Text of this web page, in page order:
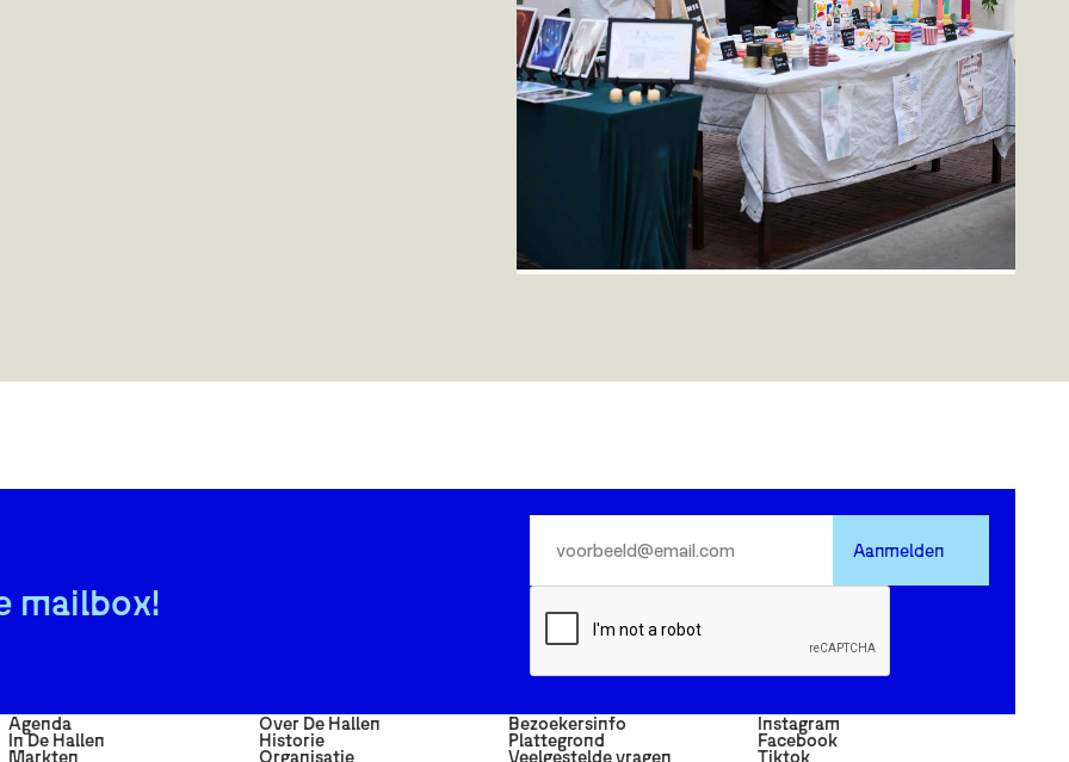
Ontdek lokaal vakmanschap, unieke vondsten en
mailbox!
Aanmelden
Agenda
In De Hallen
Markten
Over De Hallen
Historie
Organisatie
Bezoekersinfo
Plattegrond
Veelgestelde vragen
Instagram
Facebook
Tiktok